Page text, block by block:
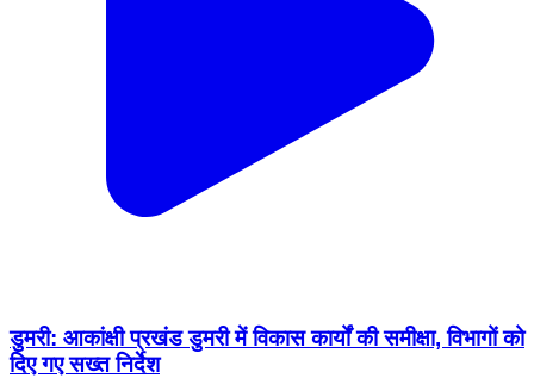
डुमरी: आकांक्षी प्रखंड डुमरी में विकास कार्यों की समीक्षा, विभागों को
दिए गए सख्त निर्देश